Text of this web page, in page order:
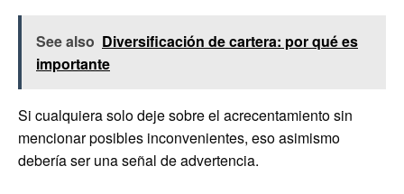
See also Diversificación de cartera: por qué es
importante
Si cualquiera solo deje sobre el acrecentamiento sin
mencionar posibles inconvenientes, eso asimismo
debería ser una señal de advertencia.